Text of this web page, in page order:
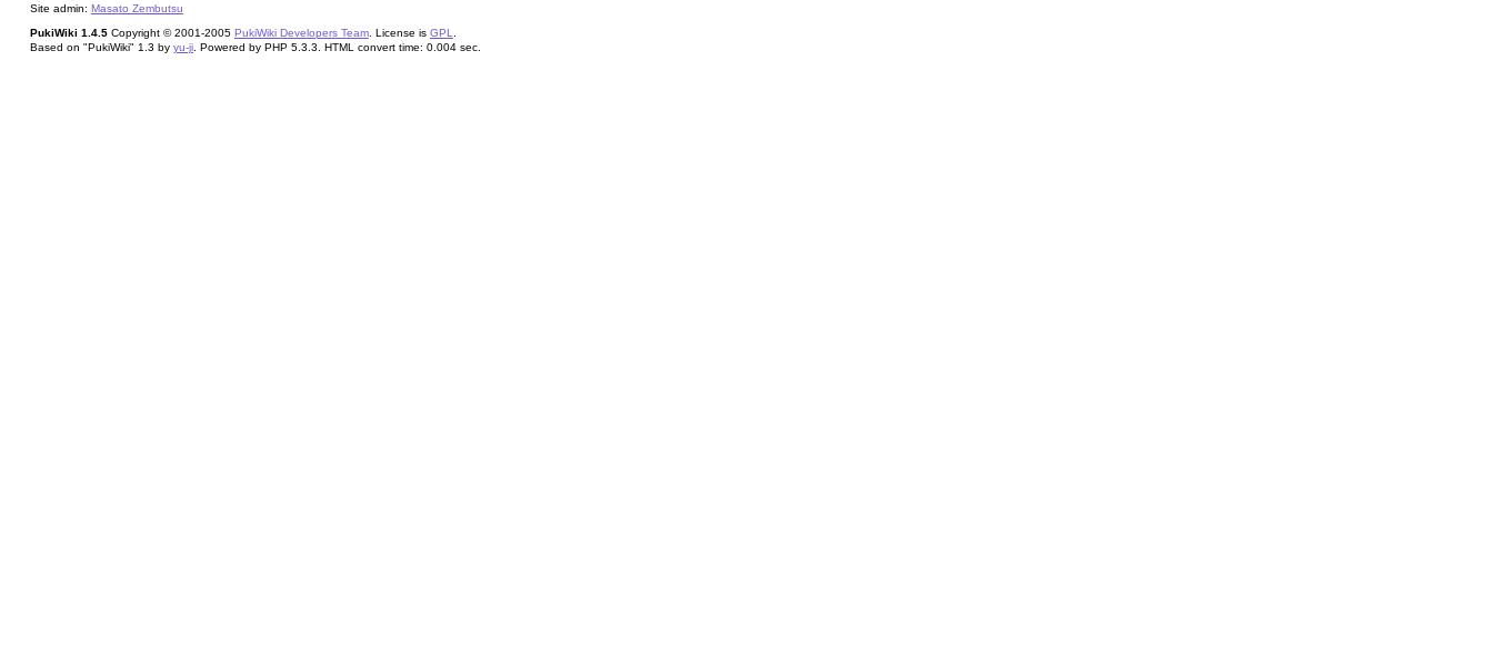
Site admin: Masato Zembutsu
PukiWiki 1.4.5Copyright © 2001-2005 PukiWiki Developers Team. License is GPL
Based on "PukiWiki" 1.3 by yu-ji. Powered by PHP 5.3.3. HTML convert time: 0.004 sec.